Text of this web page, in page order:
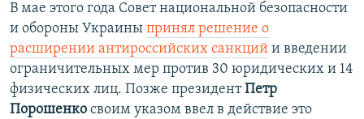
В мае этого года Совет национальной безопасности
и обороны Украины принял решение о
расширении антироссийских санкций и введении
ограничительных мер против 30 юридических и 14
физических лиц. Позже президентПетр
Порошенко своим указом ввел в действие это